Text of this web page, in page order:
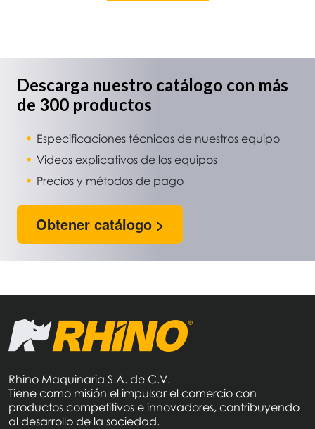
Descarga nuestro catálogo con más
de 300 productos
Especificaciones técnicas de nuestros equipo
Videos explicativos de los equipos
Precios y métodos de pago
Obtener catálogo >
Rhino Maquinaria S.A. de C.V.
Tiene como misión el impulsar el comercio con
productos competitivos e innovadores, contribuyendo
al desarrollo de la sociedad.